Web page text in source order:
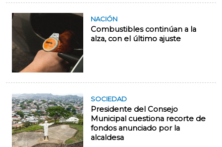
NACIÓN
Combustibles continúan a la
alza, con el último ajuste
SOCIEDAD
Presidente del Consejo
Municipal cuestiona recorte de
fondos anunciado por la
alcaldesa